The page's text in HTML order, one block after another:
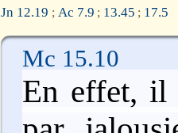
Jn 12.19 ; Ac 7.9 ; 13.45 ; 17.5
Mc 15.10
En effet, il